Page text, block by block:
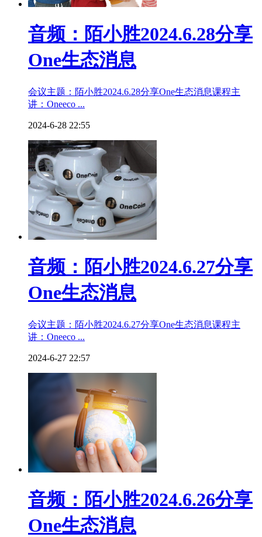
音频：陌小胜2024.6.28分享
One生态消息
会议主题：陌小胜2024.6.28分享One生态消息课程主
讲：Oneeco ...
2024-6-28 22:55
音频：陌小胜2024.6.27分享
One生态消息
会议主题：陌小胜2024.6.27分享One生态消息课程主
讲：Oneeco ...
2024-6-27 22:57
音频：陌小胜2024.6.26分享
One生态消息